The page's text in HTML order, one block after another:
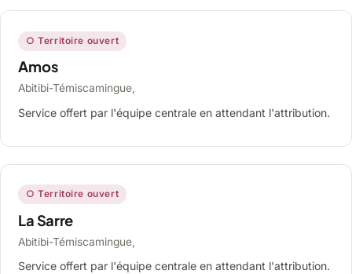
○ Territoire ouvert
Amos
Abitibi-Témiscamingue,
Service offert par l'équipe centrale en attendant l'attribution.
○ Territoire ouvert
La Sarre
Abitibi-Témiscamingue,
Service offert par l'équipe centrale en attendant l'attribution.